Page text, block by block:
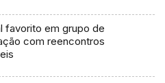
favorito em grupo de
com reencontros